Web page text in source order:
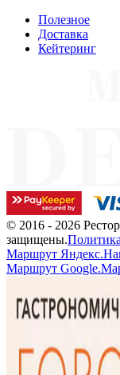
Полезное
Доставка
Кейтеринг
© 2016 - 2026
защищены.
Маршрут
Маршрут